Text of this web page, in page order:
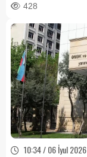
428
10:34 / 06 İyul 2026